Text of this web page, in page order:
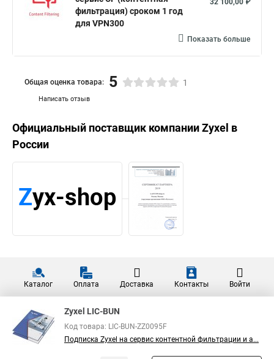
фильтрация) сроком 1 год
для VPN300
32 100,00 ₽
Показать больше
Написать отзыв
Общая оценка товара: 5 1
Официальный поставщик компанииZyxel в
России
Каталог Оплата Доставка Контакты Войти
Zyxel LIC-BUN
Код товара: LIC-BUN-ZZ0095F
Подписка Zyxel на сервис контентной фильтрации и а...